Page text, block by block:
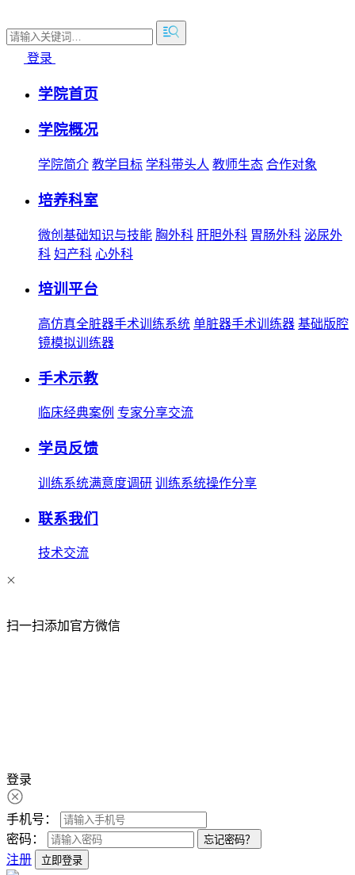
登录
学院首页
学院概况
学院简介 教学目标 学科带头人 教师生态 合作对象
培养科室
微创基础知识与技能 胸外科 肝胆外科 胃肠外科 泌尿外
科 妇产科 心外科
培训平台
高仿真全脏器手术训练系统 单脏器手术训练器 基础版腔
镜模拟训练器
手术示教
临床经典案例 专家分享交流
学员反馈
训练系统满意度调研 训练系统操作分享
联系我们
技术交流
扫一扫添加官方微信
登录
手机号：
密码：
忘记密码？
注册 立即登录